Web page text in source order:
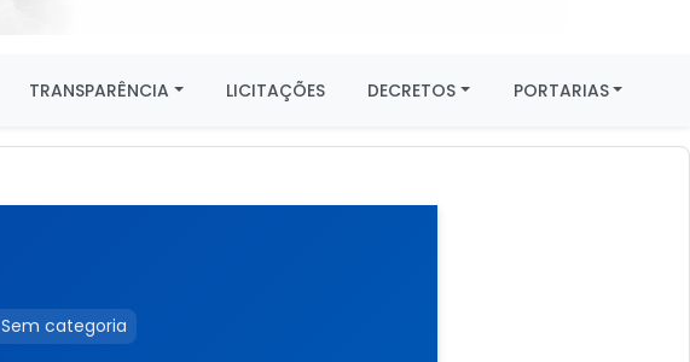
TRANSPARÊNCIA LICITAÇÕES DECRETOS PORTARIAS
Sem categoria